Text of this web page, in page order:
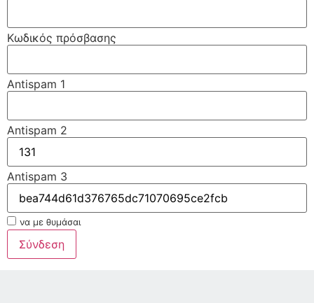
Κωδικός πρόσβασης
Antispam 1
Antispam 2
Antispam 3
να με θυμάσαι
Σύνδεση